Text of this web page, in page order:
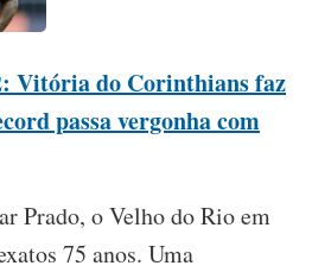
Vitória do Corinthians faz
passa vergonha com
Prado, o Velho do Rio em
75 anos. Uma